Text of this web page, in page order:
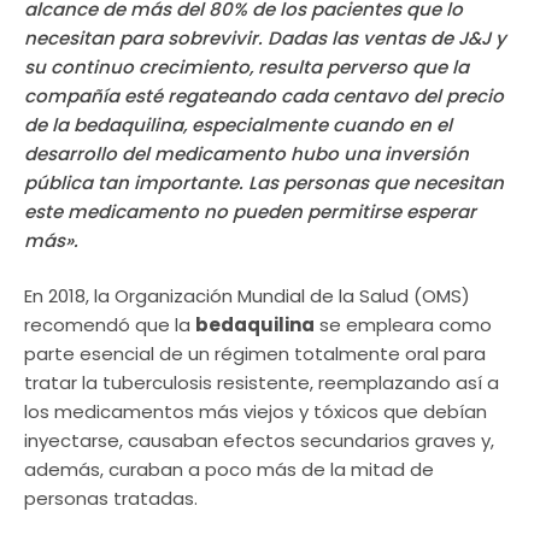
alcance de más del 80% de los pacientes que lo
necesitan para sobrevivir. Dadas las ventas de J&J y
su continuo crecimiento, resulta perverso que la
compañía esté regateando cada centavo del precio
de la bedaquilina, especialmente cuando en el
desarrollo del medicamento hubo una inversión
pública tan importante. Las personas que necesitan
este medicamento no pueden permitirse esperar
más».
En 2018, la Organización Mundial de la Salud (OMS)
recomendó que la bedaquilina se empleara como
parte esencial de un régimen totalmente oral para
tratar la tuberculosis resistente, reemplazando así a
los medicamentos más viejos y tóxicos que debían
inyectarse, causaban efectos secundarios graves y,
además, curaban a poco más de la mitad de
personas tratadas.